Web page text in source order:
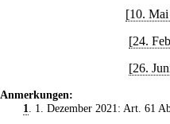
[10.
[24.
[26.
Anmerkungen:
1
. 1. Dezember 2021: Art. 61